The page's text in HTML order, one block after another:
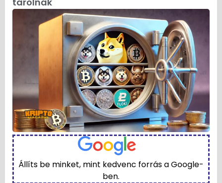
Állíts be minket, mint kedvenc forrás a Google-
ben.